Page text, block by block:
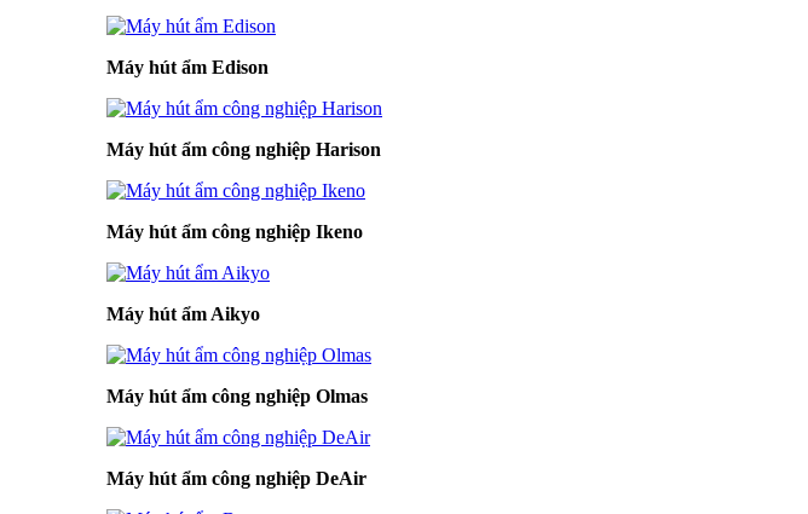
Máy hút ẩm Edison
Máy hút ẩm công nghiệp Harison
Máy hút ẩm công nghiệp Ikeno
Máy hút ẩm Aikyo
Máy hút ẩm công nghiệp Olmas
Máy hút ẩm công nghiệp DeAir